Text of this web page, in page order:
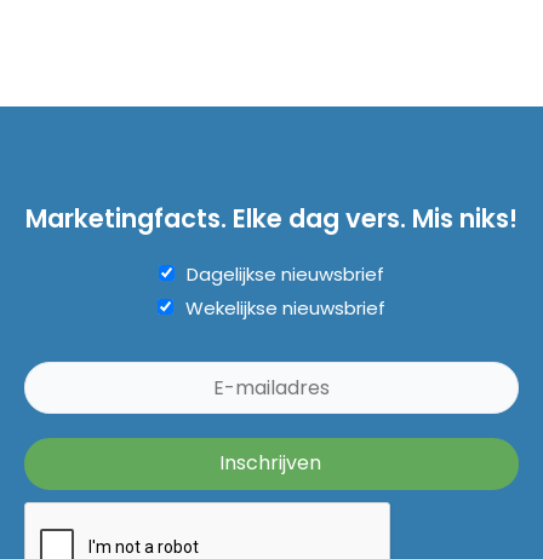
Marketingfacts. Elke dag vers. Mis niks!
Dagelijkse nieuwsbrief
Wekelijkse nieuwsbrief